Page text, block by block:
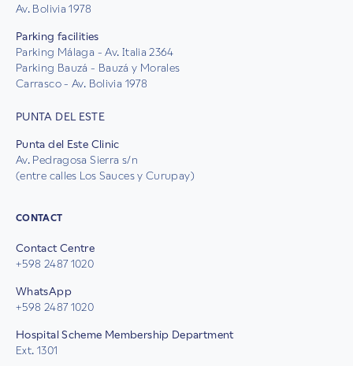
Av. Bolivia 1978
Parking facilities
Parking Málaga - Av. Italia 2364
Parking Bauzá - Bauzá y Morales
Carrasco - Av. Bolivia 1978
PUNTA DEL ESTE
Punta del Este Clinic
Av. Pedragosa Sierra s/n
(entre calles Los Sauces y Curupay)
CONTACT
Contact Centre
+598 2487 1020
WhatsApp
+598 2487 1020
Hospital Scheme Membership Department
Ext. 1301